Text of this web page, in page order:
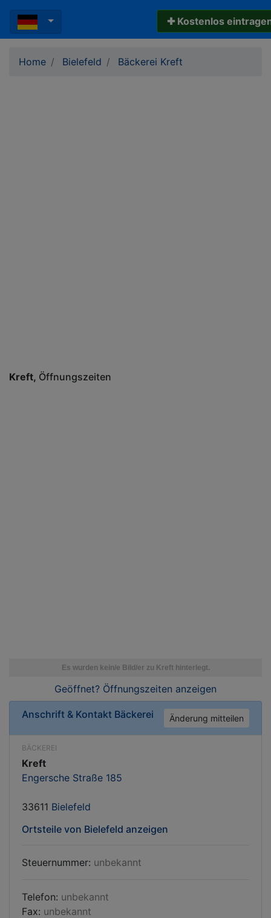
✚ Kostenlos
Home Bielefeld Bäckerei Kreft
Kreft Öffnungszeiten
Geöffnet? Öffnungszeiten anzeigen
Anschrift & Kontakt Bäckerei Änderung mitteilen
BÄCKEREI
Kreft
Engersche Straße 185
33611 Bielefeld
Ortsteile von Bielefeld anzeigen
Steuernummer: unbekannt
Telefon: unbekannt
Fax: unbekannt